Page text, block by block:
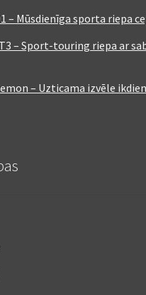
– Mūsdienīga sporta riepa
– Sport-touring riepa ar
– Uzticama izvēle